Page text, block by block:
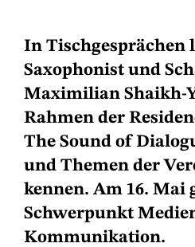
In Tischgesprächen
Saxophonist und
Maximilian Shaikh-
Rahmen der
The Sound of
und Themen der
kennen. Am 16. Mai
Schwerpunkt
Kommunikation.